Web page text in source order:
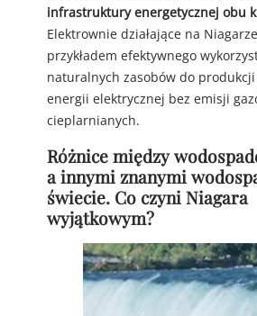
infrastruktury energetycznej obu
Elektrownie działające na
przykładem efektywnego
naturalnych zasobów do
energii elektrycznej bez emisji
cieplarnianych.
Różnice między
a innymi znanymi
świecie. Co czyni Niagara
wyjątkowym?